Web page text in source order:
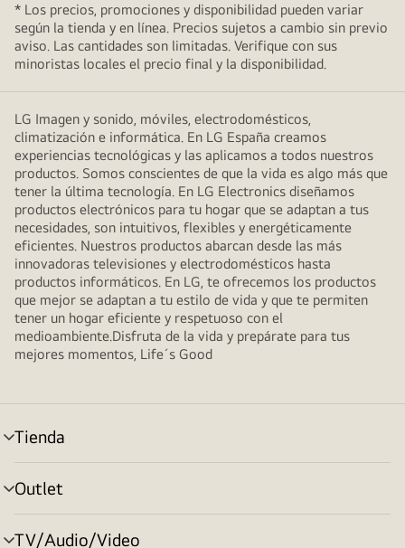
* Los precios, promociones y disponibilidad pueden variar
según la tienda y en línea. Precios sujetos a cambio sin previo
aviso. Las cantidades son limitadas. Verifique con sus
minoristas locales el precio final y la disponibilidad.
LG Imagen y sonido, móviles, electrodomésticos,
climatización e informática. En LG España creamos
experiencias tecnológicas y las aplicamos a todos nuestros
productos. Somos conscientes de que la vida es algo más que
tener la última tecnología. En LG Electronics diseñamos
productos electrónicos para tu hogar que se adaptan a tus
necesidades, son intuitivos, flexibles y energéticamente
eficientes. Nuestros productos abarcan desde las más
innovadoras televisiones y electrodomésticos hasta
productos informáticos. En LG, te ofrecemos los productos
que mejor se adaptan a tu estilo de vida y que te permiten
tener un hogar eficiente y respetuoso con el
medioambiente.Disfruta de la vida y prepárate para tus
mejores momentos, Life´s Good
Tienda
Alternar
menú
Outlet
Alternar
menú
TV/Audio/Video